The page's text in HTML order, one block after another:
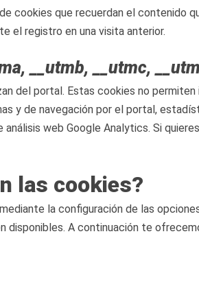
cookies que recuerdan el contenido
el registro en una visita anterior.
__utmb, __utmc,
del portal. Estas cookies no
y de navegación por el portal,
web Google Analytics. Si
las cookies?
la configuración de las
A continuación te